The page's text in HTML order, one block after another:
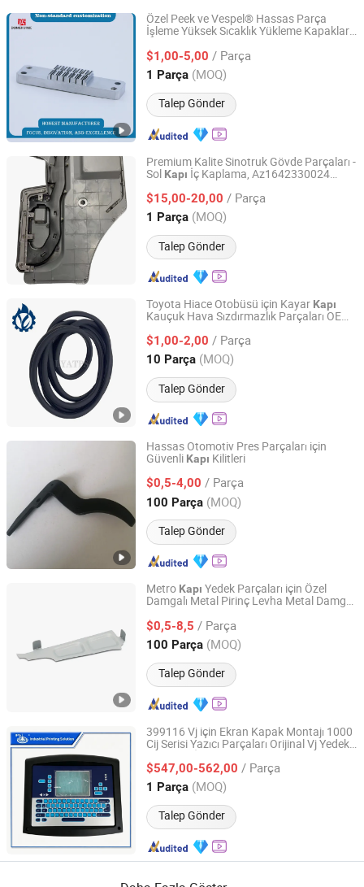
Özel Peek ve Vespel® Hassas Parça
İşleme Yüksek Sıcaklık Yükleme Kapakları
$1,00-5,00 / Parça
1 Parça (MOQ)
Talep Gönder
Shenzhen Donghui Precision Mechanical & Electrical Co.,
Guangdong, China Fiyat 2025
Premium Kalite Sinotruk Gövde Parçaları -
Sol Kapı İç Kaplama, Az1642330024
$15,00-20,00 / Parça
1 Parça (MOQ)
Talep Gönder
Jinan Xintaiyuan Import and Export Trading Co., Ltd.
Shandong, China Fiyat 2025
Toyota Hiace Otobüsü için Kayar Kapı
Kauçuk Hava Sızdırmazlık Parçaları OEM
$1,00-2,00 / Parça
10 Parça (MOQ)
Talep Gönder
Guangzhou Lingyue Auto Parts Co., Ltd.
Guangdong, China Fiyat 2020
Hassas Otomotiv Pres Parçaları için
Güvenli Kapı Kilitleri
$0,5-4,00 / Parça
100 Parça (MOQ)
Talep Gönder
Qingdao Tesida Hardware Co., Ltd.
Shandong, China Fiyat 2021
Metro Kapı Yedek Parçaları için Özel
Damgalı Metal Pirinç Levha Metal Damga
$0,5-8,5 / Parça
100 Parça (MOQ)
Talep Gönder
Hehua Machinery Technology (Kunshan) Co., Ltd
Jiangsu, China Fiyat 2017
399116 Vj için Ekran Kapak Montajı 1000
Cij Serisi Yazıcı Parçaları Orijinal Vj Yedek
$547,00-562,00 / Parça
1 Parça (MOQ)
Talep Gönder
Guangzhou Prima Technology Co., Ltd.
Guangdong, China Fiyat 2021